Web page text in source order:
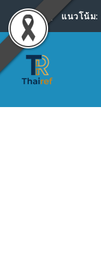
แนวโน้ม: